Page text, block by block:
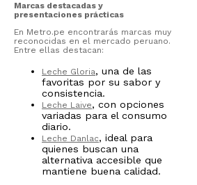
Marcas destacadas y
presentaciones prácticas
En Metro.pe encontrarás marcas muy
reconocidas en el mercado peruano.
Entre ellas destacan:
Leche Gloria, una de las
favoritas por su sabor y
consistencia.
Leche Laive, con opciones
variadas para el consumo
diario.
Leche Danlac, ideal para
quienes buscan una
alternativa accesible que
mantiene buena calidad.